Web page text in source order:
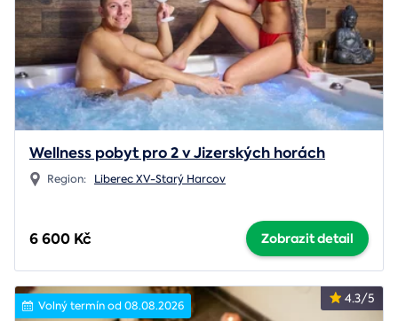
Wellness pobyt pro 2 v Jizerských horách
Region: Liberec XV-Starý Harcov
6 600 Kč Zobrazit detail
4.3/5
Volný termín od 08.08.2026